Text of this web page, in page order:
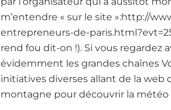
m’entendre « sur le site »:http://
entrepreneurs-de-
rend fou dit-on !). Si vous regardez
évidemment les grandes chaînes
initiatives diverses allant de la web
montagne pour découvrir la météo